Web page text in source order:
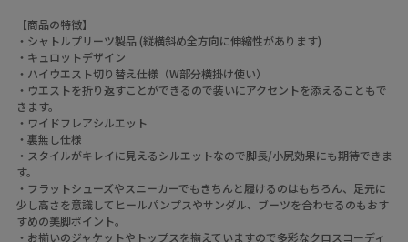
【商品の特徴】
・シャトルプリーツ製品 (縦横斜め全方向に伸縮性があります)
・キュロットデザイン
・ハイウエスト切り替え仕様（W部分横掛け使い）
・ウエストを折り返すことができるので装いにアクセントを添えることもで
きます。
・ワイドフレアシルエット
・裏無し仕様
・スタイルがキレイに見えるシルエットなので脚長/小尻効果にも期待できま
す。
・フラットシューズやスニーカーでもきちんと履けるのはもちろん、足元に
少し高さを意識してヒールパンプスやサンダル、ブーツを合わせるのもおす
すめの美脚ポイント。
・お揃いのジャケットやトップスを揃えていますので多彩なクロスコーディ